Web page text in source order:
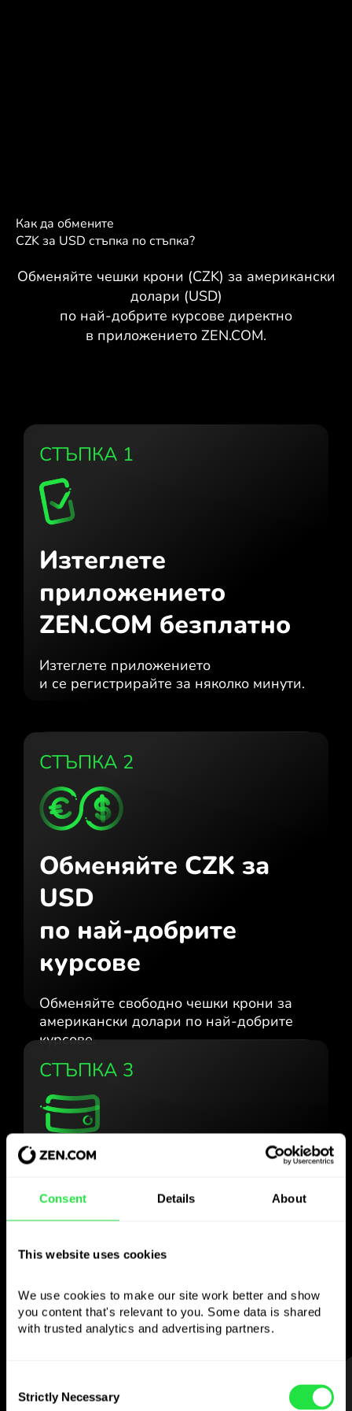
Consent Details About
This website uses cookies
We use cookies to make our site work better and show
you content that's relevant to you. Some data is shared
with trusted analytics and advertising partners.
Selection
Strictly Necessary
Как да обмените
CZK за USD стъпка по стъпка?
Обменяйте чешки крони (CZK) за американски
долари (USD)
по най-добрите курсове директно
в приложението ZEN.COM.
СТЪПКА 1
Изтеглете
приложението
ZEN.COM безплатно
Изтеглете приложението
и се регистрирайте за няколко минути.
СТЪПКА 2
Обменяйте CZK за
USD
по най-добрите
курсове
Обменяйте свободно чешки крони за
американски долари по най-добрите
курсове.
СТЪПКА 3
Използвайте
избраната валута
както желаете
теглете от банкомати без
комисионна, плащайте с мултивалутна
карта